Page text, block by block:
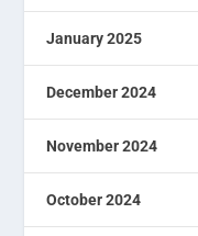
January 2025
December 2024
November 2024
October 2024